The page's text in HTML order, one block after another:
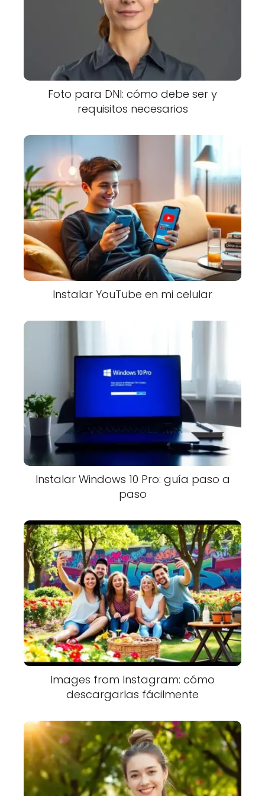
Foto para DNI: cómo debe ser y
requisitos necesarios
Instalar YouTube en mi celular
Instalar Windows 10 Pro: guía paso a
paso
Images from Instagram: cómo
descargarlas fácilmente